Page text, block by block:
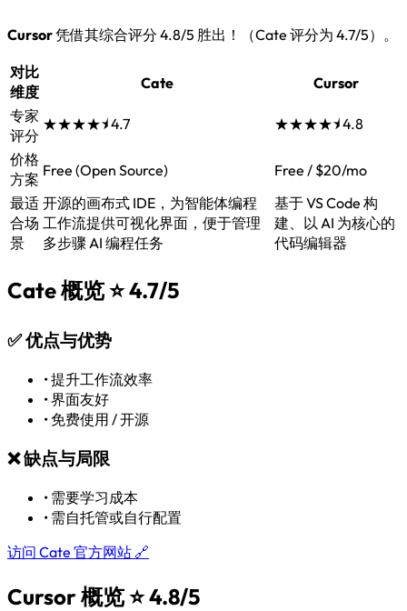
Cursor凭借其综合评分 4.8/5 胜出！（Cate 评分为 4.7/5）。
对比
维度
Cate
Cursor
专家
评分
★★★★⯨4.7 ★★★★⯨4.8
价格
方案 Free (Open Source)
Free / $20/mo
最适
合场
景
开源的画布式 IDE，为智能体编程
工作流提供可视化界面，便于管理
多步骤 AI 编程任务
基于 VS Code 构
建、以 AI 为核心的
代码编辑器
Cate 概览⭐ 4.7/5
✅优点与优势
•提升工作流效率
•界面友好
• 免费使用 / 开源
❌缺点与局限
• 需要学习成本
• 需自托管或自行配置
访问 Cate 官方网站 🔗
Cursor 概览⭐ 4.8/5